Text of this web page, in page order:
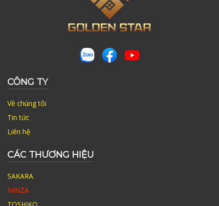
CÔNG TY
Về chúng tôi
Tin tức
Liên hệ
CÁC THƯƠNG HIỆU
SAKARA
NINZA